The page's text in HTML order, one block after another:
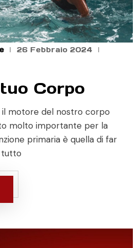
26 Febbraio 2024
Corpo
motore del nostro corpo
molto importante per la
primaria è quella di far
tutto